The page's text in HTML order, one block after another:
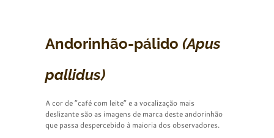
Andorinhão-pálido (Apus
pallidus)
A cor de “café com leite” e a vocalização mais
deslizante são as imagens de marca deste andorinhão
que passa despercebido à maioria dos observadores.